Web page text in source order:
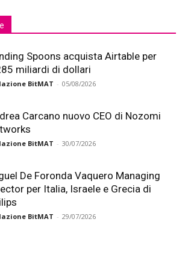
Spoons acquista Airtable per
miliardi di dollari
BitMAT - 05/08/2026
Carcano nuovo CEO di Nozomi
BitMAT - 30/07/2026
De Foronda Vaquero Managing
per Italia, Israele e Grecia di
BitMAT - 29/07/2026